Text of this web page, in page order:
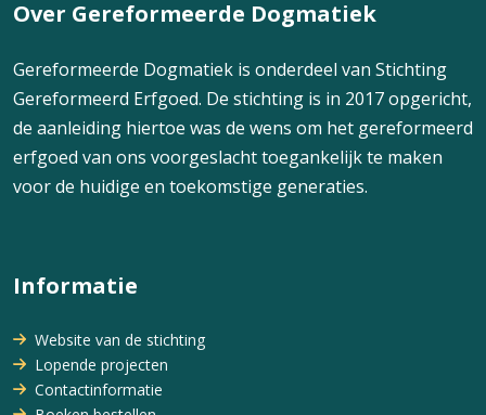
Over Gereformeerde Dogmatiek
Gereformeerde Dogmatiek is onderdeel van Stichting
Gereformeerd Erfgoed. De stichting is in 2017 opgericht,
de aanleiding hiertoe was de wens om het gereformeerd
erfgoed van ons voorgeslacht toegankelijk te maken
voor de huidige en toekomstige generaties.
Informatie
Website van de stichting
Lopende projecten
Contactinformatie